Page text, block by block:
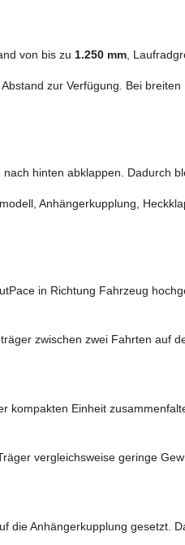
von bis zu 1.250 mm,
zur Verfügung. Bei
hinten abklappen. Dadurch
Anhängerkupplung,
in Richtung Fahrzeug
zwischen zwei Fahrten auf
kompakten Einheit
vergleichsweise geringe
die Anhängerkupplung gesetzt.